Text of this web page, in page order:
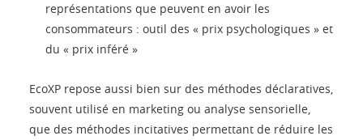
représentations que peuvent en avoir les
consommateurs : outil des « prix psychologiques » et
du « prix inféré »
EcoXP repose aussi bien sur des méthodes déclaratives,
souvent utilisé en marketing ou analyse sensorielle,
que des méthodes incitatives permettant de réduire les